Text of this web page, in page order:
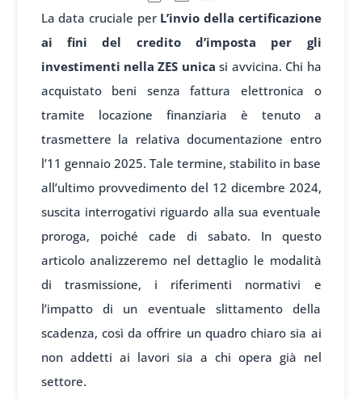
La data cruciale per L’invio della certificazione
ai fini del credito d’imposta per gli
investimenti nella ZES unica si avvicina. Chi ha
acquistato beni senza fattura elettronica o
tramite locazione finanziaria è tenuto a
trasmettere la relativa documentazione entro
l’11 gennaio 2025. Tale termine, stabilito in base
all’ultimo provvedimento del 12 dicembre 2024,
suscita interrogativi riguardo alla sua eventuale
proroga, poiché cade di sabato. In questo
articolo analizzeremo nel dettaglio le modalità
di trasmissione, i riferimenti normativi e
l’impatto di un eventuale slittamento della
scadenza, così da offrire un quadro chiaro sia ai
non addetti ai lavori sia a chi opera già nel
settore.